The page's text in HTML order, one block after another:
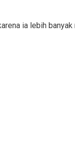
ia lebih